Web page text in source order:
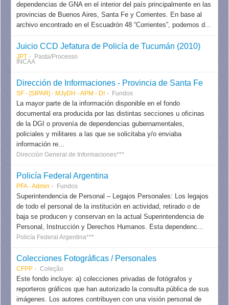
dependencias de GNA en el interior del país principalmente en las
provincias de Buenos Aires, Santa Fe y Corrientes. En base al
archivo encontrado en el Escuadrón 48 “Corrientes”, podemos d...
Juicio CCD Jefatura de Policía de Tucumán (2010)
JPT Pasta/Processo
INCAA
Dirección de Informaciones - Provincia de Santa Fe
SF - [SIPAR] - MJyDH - APM - DI Fundos
La mayor parte de la información disponible en el fondo
documental era producida por las distintas secciones u oficinas
de la DGI o provenía de dependencias gubernamentales,
policiales y militares a las que se solicitaba y/o enviaba
información re...
Dirección General de Informaciones***
Policía Federal Argentina
PFA - Admin Fundos
Superintendencia de Personal – Legajos Personales: Los legajos
de todo el personal de la institución en actividad, retirado o de
baja se producen y conservan en la actual Superintendencia de
Personal, Instrucción y Derechos Humanos. Esta dependenc...
Policía Federal Argentina***
Colecciones Fotográficas / Personales
CFPP Coleção
Este fondo incluye: a) colecciones privadas de fotógrafos y
reporteros gráficos que han autorizado la consulta pública de sus
imágenes. Los autores contribuyen con una visión personal de